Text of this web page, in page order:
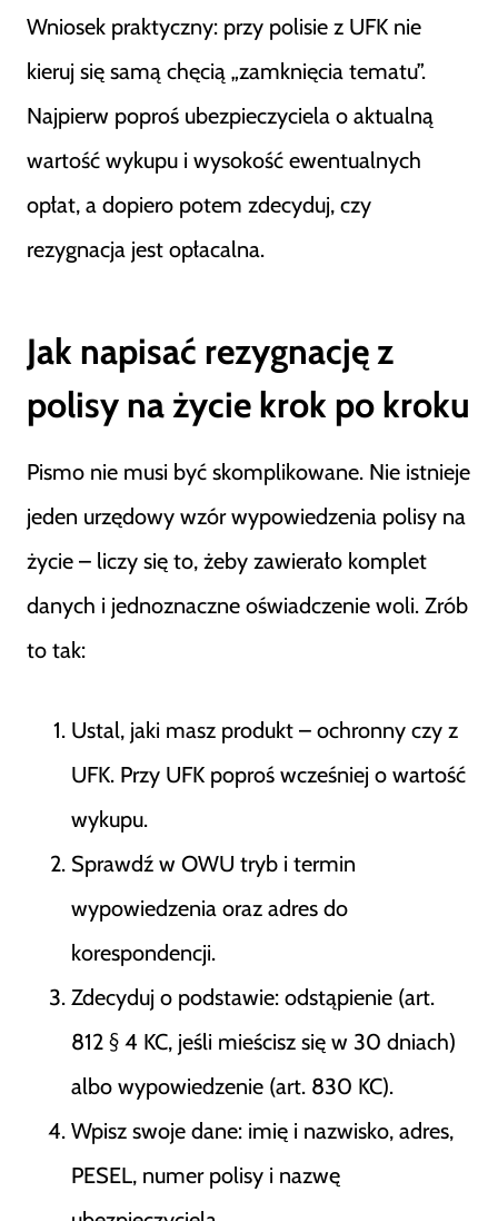
Wniosek praktyczny: przy polisie z UFK nie
kieruj się samą chęcią „zamknięcia tematu”.
Najpierw poproś ubezpieczyciela o aktualną
wartość wykupu i wysokość ewentualnych
opłat, a dopiero potem zdecyduj, czy
rezygnacja jest opłacalna.
Jak napisać rezygnację z
polisy na życie krok po kroku
Pismo nie musi być skomplikowane. Nie istnieje
jeden urzędowy wzór wypowiedzenia polisy na
życie – liczy się to, żeby zawierało komplet
danych i jednoznaczne oświadczenie woli. Zrób
to tak:
Ustal, jaki masz produkt – ochronny czy z
UFK. Przy UFK poproś wcześniej o wartość
wykupu.
Sprawdź w OWU tryb i termin
wypowiedzenia oraz adres do
korespondencji.
Zdecyduj o podstawie: odstąpienie (art.
812 § 4 KC, jeśli mieścisz się w 30 dniach)
albo wypowiedzenie (art. 830 KC).
Wpisz swoje dane: imię i nazwisko, adres,
PESEL, numer polisy i nazwę